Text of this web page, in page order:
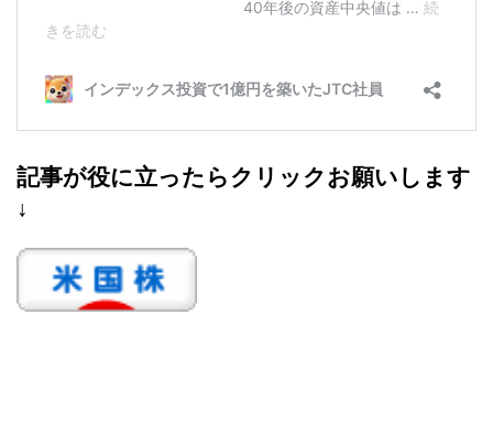
記事が役に立ったらクリックお願いします
↓